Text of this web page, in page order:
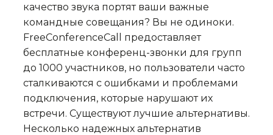
качество звука портят ваши важные
командные совещания? Вы не одиноки.
FreeConferenceCall предоставляет
бесплатные конференц-звонки для групп
до 1000 участников, но пользователи часто
сталкиваются с ошибками и проблемами
подключения, которые нарушают их
встречи. Существуют лучшие альтернативы.
Несколько надежных альтернатив